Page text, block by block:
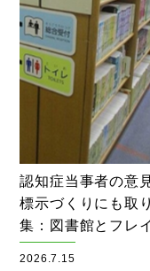
認知症当事者の意
標示づくりにも
集：図書館とフレ
2026.7.15